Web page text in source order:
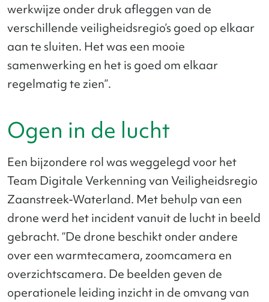
werkwijze onder druk afleggen van de
verschillende veiligheidsregio’s goed op elkaar
aan te sluiten. Het was een mooie
samenwerking en het is goed om elkaar
regelmatig te zien”.
Ogen in de lucht
Een bijzondere rol was weggelegd voor het
Team Digitale Verkenning van Veiligheidsregio
Zaanstreek-Waterland. Met behulp van een
drone werd het incident vanuit de lucht in beeld
gebracht. “De drone beschikt onder andere
over een warmtecamera, zoomcamera en
overzichtscamera. De beelden geven de
operationele leiding inzicht in de omvang van